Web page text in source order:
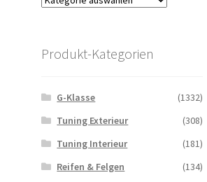
Produkt-Kategorien
G-Klasse
(1332)
Tuning Exterieur
(308)
Tuning Interieur
(181)
Reifen & Felgen
(134)